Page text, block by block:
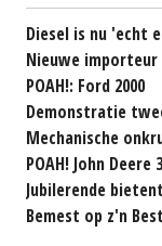
Diesel is nu 'echt
Nieuwe
POAH!: Ford 2000
Demonstratie
Mechanische
POAH! John Deere
Jubilerende